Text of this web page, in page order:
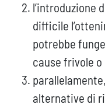
l’introduzione
difficile
potrebbe
cause frivole
alternative di